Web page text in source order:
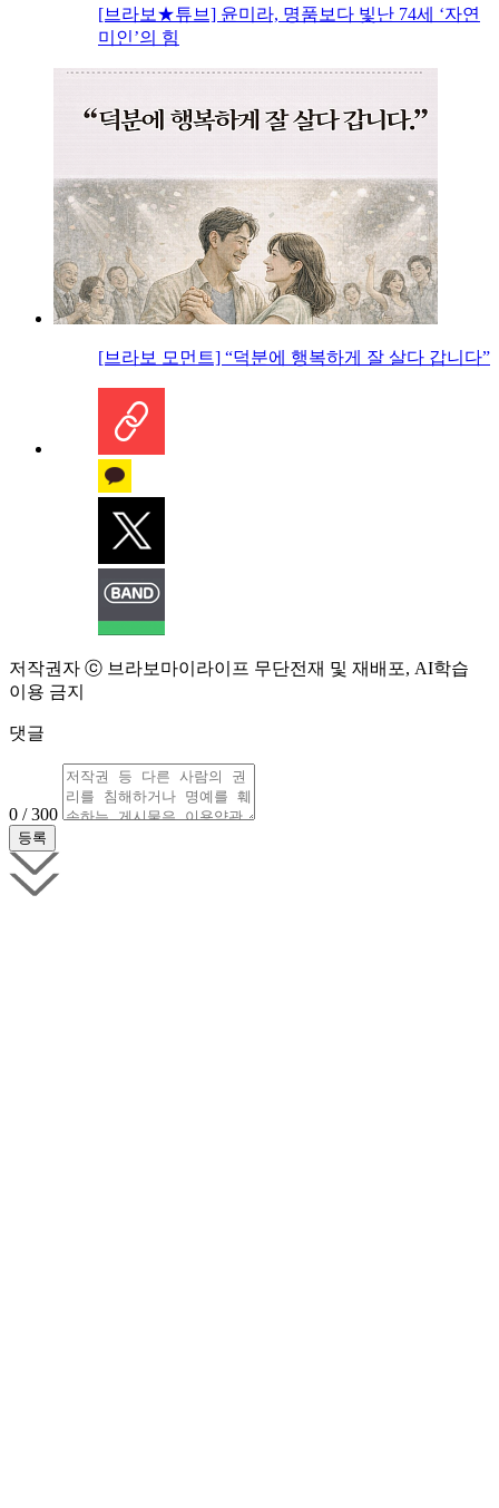
[브라보★튜브] 윤미라, 명품보다 빛난 74세 ‘자연
미인’의 힘
[브라보 모먼트] “덕분에 행복하게 잘 살다 갑니다”
저작권자 ⓒ 브라보마이라이프 무단전재 및 재배포, AI학습
이용 금지
댓글
0 / 300